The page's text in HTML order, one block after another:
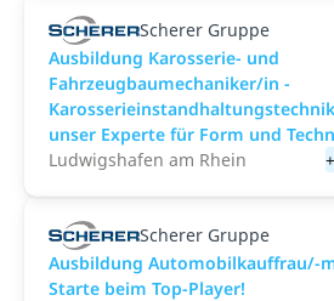
Scherer Gruppe
Ausbildung Karosserie- und
Fahrzeugbaumechaniker/in -
unser Experte für Form und
Ludwigshafen am Rhein
Scherer Gruppe
Ausbildung Automobilkauffrau/-
Starte beim Top-Player!